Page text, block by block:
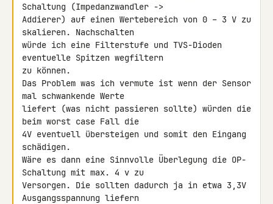
Schaltung (Impedanzwandler ->
Addierer) auf einen Wertebereich von 0 – 3 V zu
skalieren. Nachschalten
würde ich eine Filterstufe und TVS-Dioden
eventuelle Spitzen wegfiltern
zu können.
Das Problem was ich vermute ist wenn der Sensor
mal schwankende Werte
liefert (was nicht passieren sollte) würden die
beim worst case Fall die
4V eventuell übersteigen und somit den Eingang
schädigen.
Wäre es dann eine Sinnvolle Überlegung die OP-
Schaltung mit max. 4 v zu
Versorgen. Die sollten dadurch ja in etwa 3,3V
Ausgangsspannung liefern